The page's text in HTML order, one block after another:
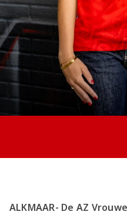
Jong
ALKMAAR- De AZ